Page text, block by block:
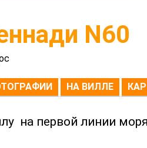
N60
НА ВИЛЛЕ
на первой линии